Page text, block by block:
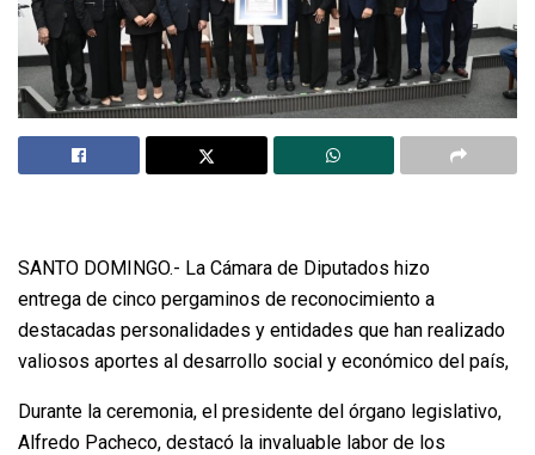
SANTO DOMINGO.- La Cámara de Diputados hizo
entrega de cinco pergaminos de reconocimiento a
destacadas personalidades y entidades que han realizado
valiosos aportes al desarrollo social y económico del país,
Durante la ceremonia, el presidente del órgano legislativo,
Alfredo Pacheco, destacó la invaluable labor de los